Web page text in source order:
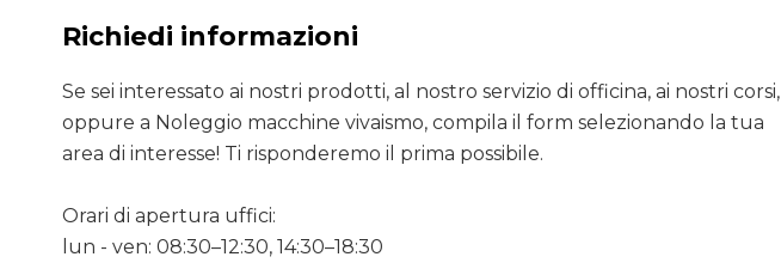
Richiedi informazioni
Se sei interessato ai nostri prodotti, al nostro servizio di officina, ai nostri corsi,
oppure a Noleggio macchine vivaismo, compila il form selezionando la tua
area di interesse! Ti risponderemo il prima possibile.
Orari di apertura uffici:
lun - ven: 08:30–12:30, 14:30–18:30